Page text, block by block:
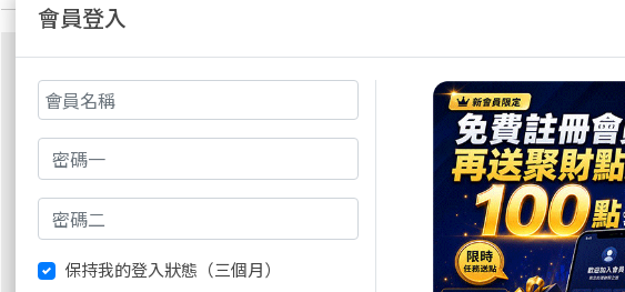
尚有7張圖，2988字元(含語法)未完
購買龍神太子 《大東亞共榮圈2.0 台日同
會員即可免費閱讀
閱全文
買點數
會員登入
保持我的登入狀態（三個月）